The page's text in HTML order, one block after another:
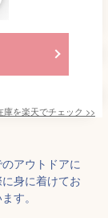
庫を楽天でチェック >>
アウトドアに
身に着けてお
す。